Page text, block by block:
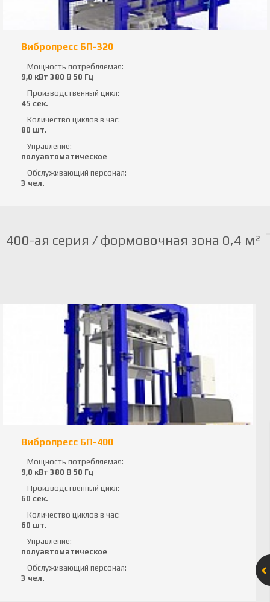
Вибропресс БП-320
Мощность потребляемая:
9,0 кВт 380 В 50 Гц
Производственный цикл:
45 сек.
Количество циклов в час:
80 шт.
Управление:
полуавтоматическое
Обслуживающий персонал:
3 чел.
400-ая серия / формовочная зона 0,4 м²
Вибропресс БП-400
Мощность потребляемая:
9,0 кВт 380 В 50 Гц
Производственный цикл:
60 сек.
Количество циклов в час:
60 шт.
Управление:
полуавтоматическое
Обслуживающий персонал:
3 чел.